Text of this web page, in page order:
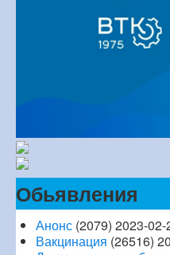
Обьявления
Анонс (2079) 2023-02-
Вакцинация (26516)